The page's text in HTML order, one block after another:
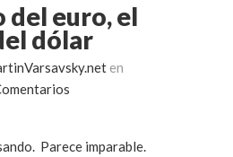
del euro, el
dólar
en
Parece imparable.